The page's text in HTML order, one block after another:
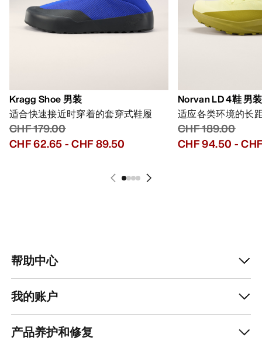
Kragg Shoe 男装
适合快速接近时穿着的套穿式鞋履
CHF 179.00
CHF 62.65-CHF 89.50
Norvan LD 4鞋 男装
适应各类环境的长
CHF 189.00
CHF 94.50 -
帮助中心
我的账户
产品养护和修复